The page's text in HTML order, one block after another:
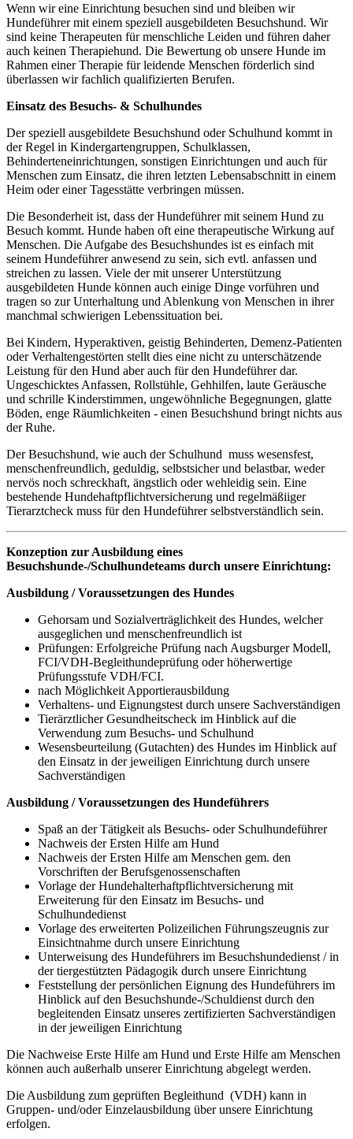
Wenn wir eine Einrichtung besuchen sind und bleiben wir
Hundeführer mit einem speziell ausgebildeten Besuchshund. Wir
sind keine Therapeuten für menschliche Leiden und führen daher
auch keinen Therapiehund. Die Bewertung ob unsere Hunde im
Rahmen einer Therapie für leidende Menschen förderlich sind
überlassen wir fachlich qualifizierten Berufen.
Einsatz des Besuchs- & Schulhundes
Der speziell ausgebildete Besuchshund oder Schulhund kommt in
der Regel in Kindergartengruppen, Schulklassen,
Behinderteneinrichtungen, sonstigen Einrichtungen und auch für
Menschen zum Einsatz, die ihren letzten Lebensabschnitt in einem
Heim oder einer Tagesstätte verbringen müssen.
Die Besonderheit ist, dass der Hundeführer mit seinem Hund zu
Besuch kommt. Hunde haben oft eine therapeutische Wirkung auf
Menschen. Die Aufgabe des Besuchshundes ist es einfach mit
seinem Hundeführer anwesend zu sein, sich evtl. anfassen und
streichen zu lassen. Viele der mit unserer Unterstützung
ausgebildeten Hunde können auch einige Dinge vorführen und
tragen so zur Unterhaltung und Ablenkung von Menschen in ihrer
manchmal schwierigen Lebenssituation bei.
Bei Kindern, Hyperaktiven, geistig Behinderten, Demenz-Patienten
oder Verhaltengestörten stellt dies eine nicht zu unterschätzende
Leistung für den Hund aber auch für den Hundeführer dar.
Ungeschicktes Anfassen, Rollstühle, Gehhilfen, laute Geräusche
und schrille Kinderstimmen, ungewöhnliche Begegnungen, glatte
Böden, enge Räumlichkeiten - einen Besuchshund bringt nichts aus
der Ruhe.
Der Besuchshund, wie auch der Schulhund muss wesensfest,
menschenfreundlich, geduldig, selbstsicher und belastbar, weder
nervös noch schreckhaft, ängstlich oder wehleidig sein. Eine
bestehende Hundehaftpflichtversicherung und regelmäßiiger
Tierarztcheck muss für den Hundeführer selbstverständlich sein.
Konzeption zur Ausbildung eines
Besuchshunde-/Schulhundeteams durch unsere Einrichtung:
Ausbildung / Voraussetzungen des Hundes
Gehorsam und Sozialverträglichkeit des Hundes, welcher
ausgeglichen und menschenfreundlich ist
Prüfungen: Erfolgreiche Prüfung nach Augsburger Modell,
FCI/VDH-Begleithundeprüfung oder höherwertige
Prüfungsstufe VDH/FCI.
nach Möglichkeit Apportierausbildung
Verhaltens- und Eignungstest durch unsere Sachverständigen
Tierärztlicher Gesundheitscheck im Hinblick auf die
Verwendung zum Besuchs- und Schulhund
Wesensbeurteilung (Gutachten) des Hundes im Hinblick auf
den Einsatz in der jeweiligen Einrichtung durch unsere
Sachverständigen
Ausbildung / Voraussetzungen des Hundeführers
Spaß an der Tätigkeit als Besuchs- oder Schulhundeführer
Nachweis der Ersten Hilfe am Hund
Nachweis der Ersten Hilfe am Menschen gem. den
Vorschriften der Berufsgenossenschaften
Vorlage der Hundehalterhaftpflichtversicherung mit
Erweiterung für den Einsatz im Besuchs- und
Schulhundedienst
Vorlage des erweiterten Polizeilichen Führungszeugnis zur
Einsichtnahme durch unsere Einrichtung
Unterweisung des Hundeführers im Besuchshundedienst / in
der tiergestützten Pädagogik durch unsere Einrichtung
Feststellung der persönlichen Eignung des Hundeführers im
Hinblick auf den Besuchshunde-/Schuldienst durch den
begleitenden Einsatz unseres zertifizierten Sachverständigen
in der jeweiligen Einrichtung
Die Nachweise Erste Hilfe am Hund und Erste Hilfe am Menschen
können auch außerhalb unserer Einrichtung abgelegt werden.
Die Ausbildung zum geprüften Begleithund (VDH) kann in
Gruppen- und/oder Einzelausbildung über unsere Einrichtung
erfolgen.